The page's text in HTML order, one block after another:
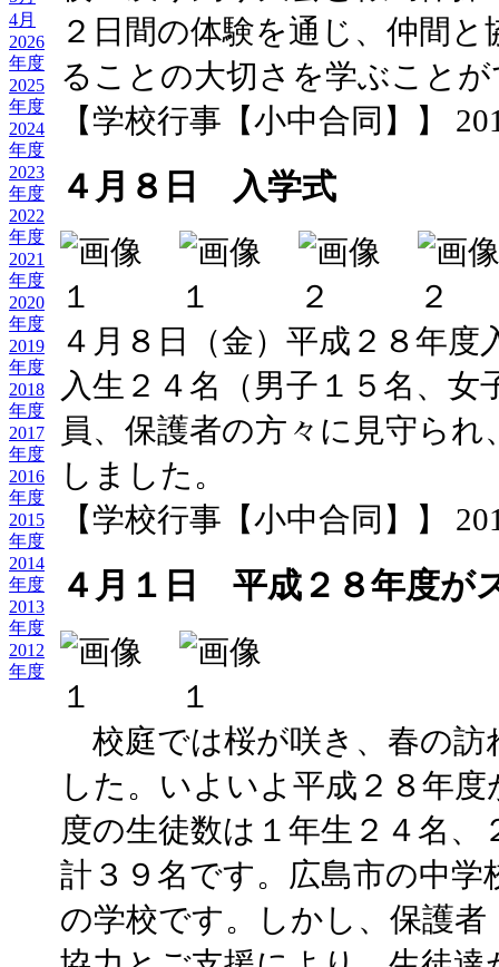
4月
2026
年度
2025
年度
2024
年度
2023
年度
2022
年度
2021
年度
2020
年度
2019
年度
2018
年度
2017
年度
2016
年度
2015
年度
2014
年度
2013
年度
2012
年度
２日間の体験を通じ、仲間
ることの大切さを学ぶこと
【学校行事【小中合同】】
４月８日 入学式
４月８日（金）平成２８年
入生２４名（男子１５名、女
員、保護者の方々に見守ら
しました。
【学校行事【小中合同】】
４月１日 平成２８年度が
校庭では桜が咲き、春の訪
した。いよいよ平成２８年
度の生徒数は１年生２４名、
計３９名です。広島市の中
の学校です。しかし、保護